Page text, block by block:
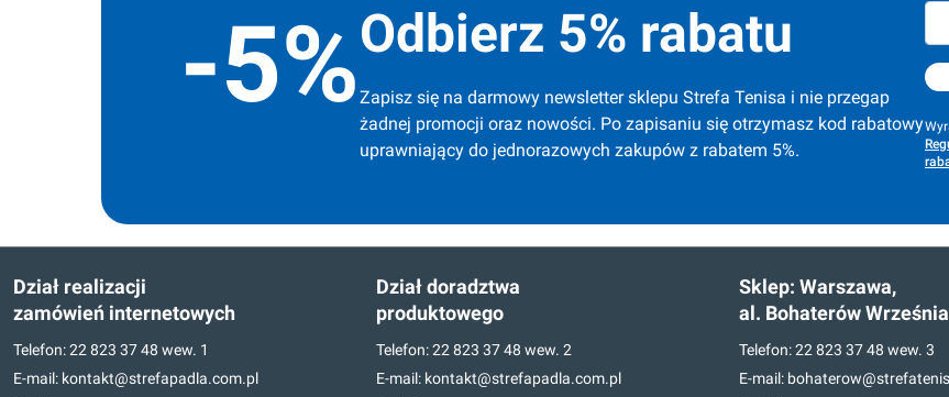
-5%Odbierz 5% rabatu
Zapisz się na darmowy newsletter sklepu Strefa Tenisa i nie przegap
żadnej promocji oraz nowości. Po zapisaniu się otrzymasz kod rabatowy
uprawniający do jednorazowych zakupów z rabatem 5%.
Dział realizacji
zamówień internetowych
Telefon:22 823 37 48 wew. 1
E-mail: kontakt@strefapadla.com.pl
Dział doradztwa
produktowego
Telefon:22 823 37 48 wew. 2
E-mail: kontakt@strefapadla.com.pl
Sklep: Warszawa,
al. Bohaterów
Telefon:22 823 37 48 wew. 3
E-mail: